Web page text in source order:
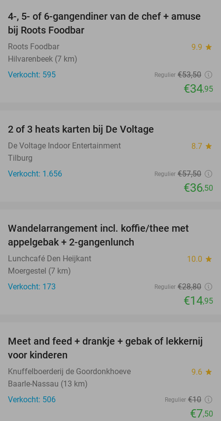
35%
4-, 5- of 6-gangendiner van de chef + amuse
bij Roots Foodbar
Roots Foodbar 9.9 star
Hilvarenbeek (7 km)
Verkocht: 595
Regulier €53,50
€34,95
2 of 3 heats karten bij De Voltage
De Voltage Indoor Entertainment 8.7 star
Tilburg
Verkocht: 1.656
Regulier €57,50
€36,50
Wandelarrangement incl. koffie/thee met
appelgebak + 2-gangenlunch
Lunchcafé Den Heijkant 10.0 star
Moergestel (7 km)
Verkocht: 173
Regulier €28,80
€14,95
25%
Meet and feed + drankje + gebak of lekkernij
voor kinderen
Knuffelboerderij de Goordonkhoeve 9.6 star
Baarle-Nassau (13 km)
Verkocht: 506
Regulier €10
€7,50